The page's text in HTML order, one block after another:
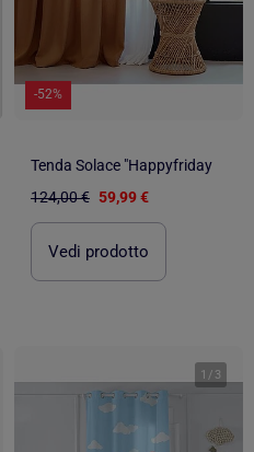
-52%
Tenda Solace "Happyfriday
124,00 € 59,99 €
Vedi prodotto
1 / 3